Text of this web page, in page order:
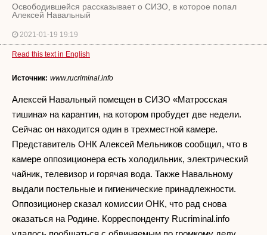
Освободившейся рассказывает о СИЗО, в которое попал
Алексей Навальный
2021-01-19 19:19
Read this text in English
Источник: www.rucriminal.info
Алексей Навальный помещен в СИЗО «Матросская
тишина» на карантин, на котором пробудет две недели.
Сейчас он находится один в трехместной камере.
Представитель ОНК Алексей Мельников сообщил, что в
камере оппозиционера есть холодильник, электрический
чайник, телевизор и горячая вода. Также Навальному
выдали постельные и гигиенические принадлежности.
Оппозиционер сказал комиссии ОНК, что рад снова
оказаться на Родине. Корреспонденту Rucriminal.info